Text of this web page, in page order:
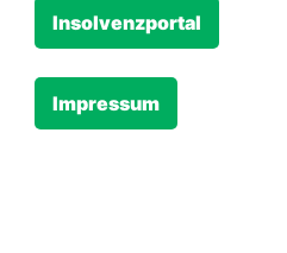
Insolvenzportal
Impressum